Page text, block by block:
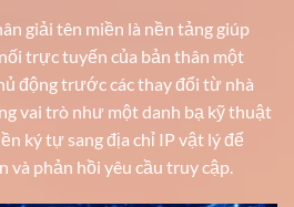
giải tên miền là nền tảng giúp
trực tuyến của bản thân một
động trước các thay đổi từ nhà
vai trò như một danh bạ kỹ thuật
ký tự sang địa chỉ IP vật lý để
và phản hồi yêu cầu truy cập.